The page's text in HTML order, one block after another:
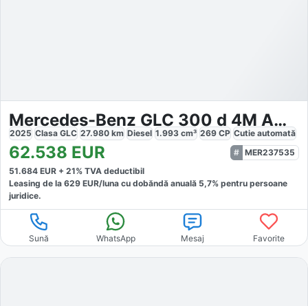
Mercedes-Benz GLC 300 d 4M AMG LINE PREM PANO HEAD D
2025 Clasa GLC 27.980 km Diesel 1.993 cm³ 269 CP Cutie automată
62.538 EUR
MER237535
51.684 EUR + 21% TVA deductibil
Leasing de la 629 EUR/luna cu dobăndă anuală 5,7% pentru persoane
juridice.
Sună WhatsApp Mesaj Favorite